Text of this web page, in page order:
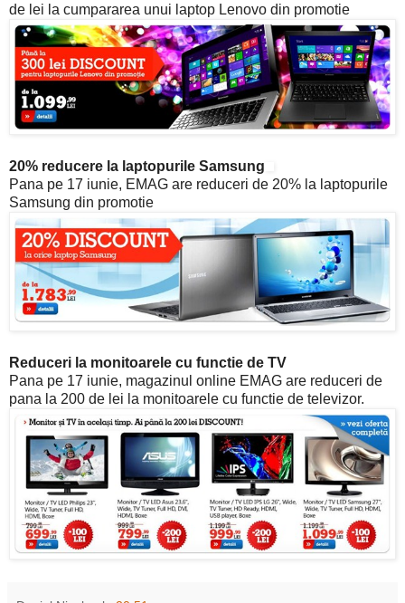
de lei la cumpararea unui laptop Lenovo din promotie
20% reducere la laptopurile Samsung
Pana pe 17 iunie, EMAG are reduceri de 20% la laptopurile
Samsung din promotie
Reduceri la monitoarele cu functie de TV
Pana pe 17 iunie, magazinul online EMAG are reduceri de
pana la 200 de lei la monitoarele cu functie de televizor.